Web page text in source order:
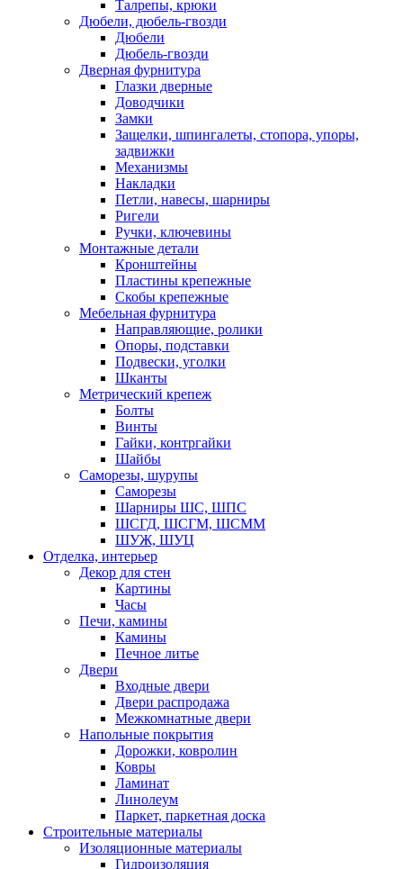
Талрепы, крюки
Дюбели, дюбель-гвозди
Дюбели
Дюбель-гвозди
Дверная фурнитура
Глазки дверные
Доводчики
Замки
Защелки, шпингалеты, стопора, упоры,
задвижки
Механизмы
Накладки
Петли, навесы, шарниры
Ригели
Ручки, ключевины
Монтажные детали
Кронштейны
Пластины крепежные
Скобы крепежные
Мебельная фурнитура
Направляющие, ролики
Опоры, подставки
Подвески, уголки
Шканты
Метрический крепеж
Болты
Винты
Гайки, контргайки
Шайбы
Саморезы, шурупы
Саморезы
Шарниры ШС, ШПС
ШСГД, ШСГМ, ШСММ
ШУЖ, ШУЦ
Отделка, интерьер
Декор для стен
Картины
Часы
Печи, камины
Камины
Печное литье
Двери
Входные двери
Двери распродажа
Межкомнатные двери
Напольные покрытия
Дорожки, ковролин
Ковры
Ламинат
Линолеум
Паркет, паркетная доска
Строительные материалы
Изоляционные материалы
Гидроизоляция